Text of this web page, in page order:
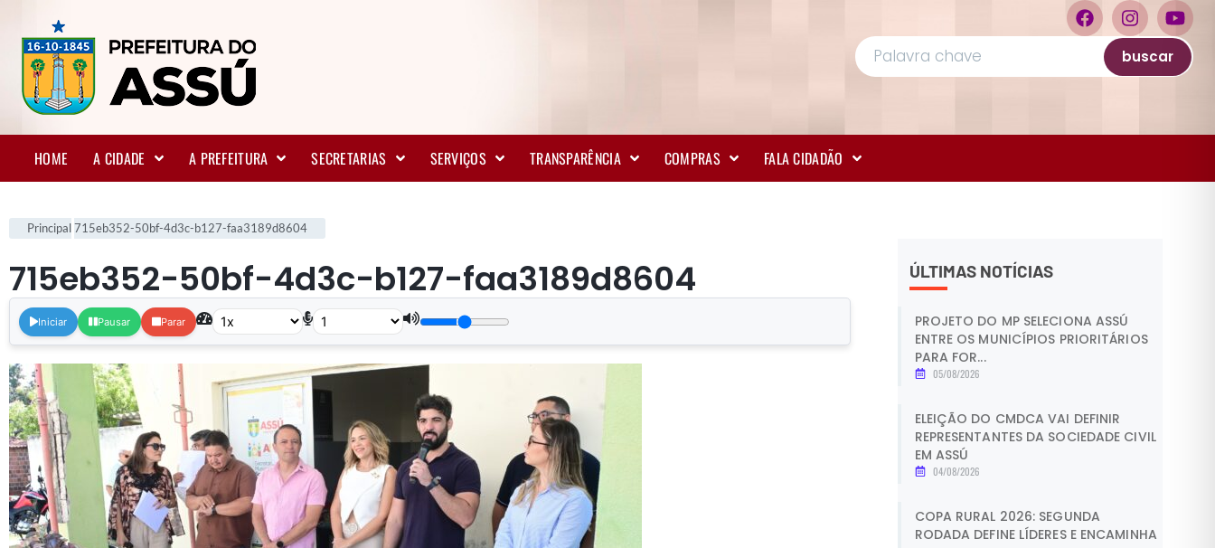
buscar
HOME A CIDADE A PREFEITURA SECRETARIAS SERVIÇOS TRANSPARÊNCIA COMPRAS FALA CIDADÃO
Principal715eb352-50bf-4d3c-b127-faa3189d8604
715eb352-50bf-4d3c-b127-faa3189d8604
Iniciar Pausar Parar
ÚLTIMAS NOTÍCIAS
PROJETO DO MP SELECIONA ASSÚ
ENTRE OS MUNICÍPIOS PRIORITÁRIOS
PARA FOR...
05/08/2026
ELEIÇÃO DO CMDCA VAI DEFINIR
REPRESENTANTES DA SOCIEDADE CIVIL
EM ASSÚ
04/08/2026
COPA RURAL 2026: SEGUNDA
RODADA DEFINE LÍDERES E ENCAMINHA